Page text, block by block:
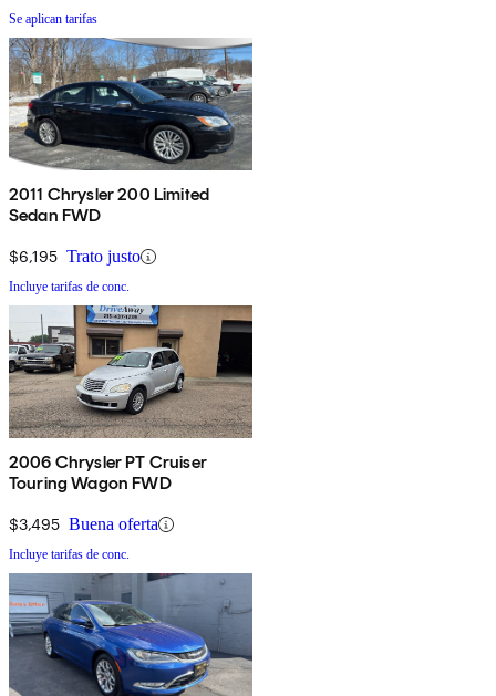
Se aplican tarifas
2011 Chrysler 200 Limited
Sedan FWD
$6,195 Trato justo
Incluye tarifas de conc.
2006 Chrysler PT Cruiser
Touring Wagon FWD
$3,495 Buena oferta
Incluye tarifas de conc.